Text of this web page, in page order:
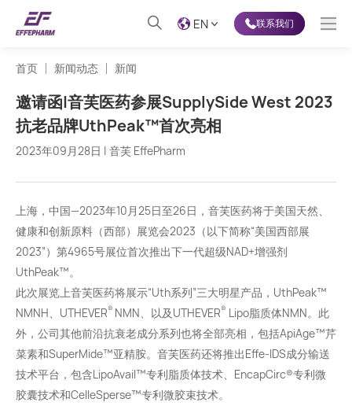
EN 联系我们
首页 新闻动态 新闻
邀请函|音芙医药参展SupplySide West 2023
抗老品牌UthPeak™首次亮相
2023年09月28日 | 音芙 EffePharm
上海，中国—2023年10月25日至26日，音芙医药将于美国天然、
健康和创新原料（西部）展览会2023（以下简称“美国西部展
2023”）第4965号展位首次推出下一代超级NAD+增强剂
UthPeak™。
此次展览上音芙医药将展示“Uth系列”三大明星产品，UthPeak™
NMNH、UTHEVER® NMN、以及UTHEVER® Lipo脂质体NMN。此
外，公司其他前沿抗衰老成分系列也将全部亮相，包括ApiAge™芹
菜素和SuperMide™亚精胺。音芙医药还将推出Effe-IDS成分输送
技术平台，包含LipoAvail™专利脂质体技术、EncapCirc®专利微
胶囊技术和CelleSperse™专利微胶束技术。